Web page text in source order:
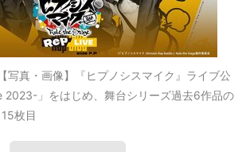
【写真・画像】『ヒプノシスマイク』ライブ公
」をはじめ、舞台シリーズ過去6作品の
枚目